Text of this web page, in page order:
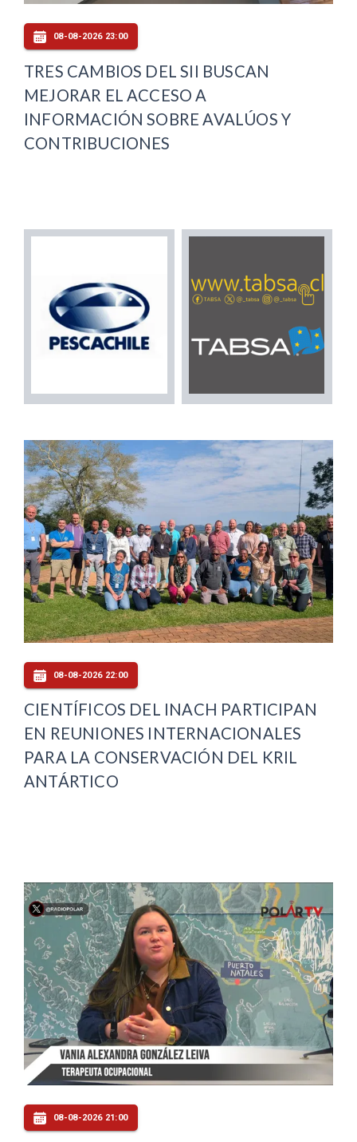
08-08-2026 23:00
TRES CAMBIOS DEL SII BUSCAN
MEJORAR EL ACCESO A
INFORMACIÓN SOBRE AVALÚOS Y
CONTRIBUCIONES
08-08-2026 22:00
CIENTÍFICOS DEL INACH PARTICIPAN
EN REUNIONES INTERNACIONALES
PARA LA CONSERVACIÓN DEL KRIL
ANTÁRTICO
08-08-2026 21:00